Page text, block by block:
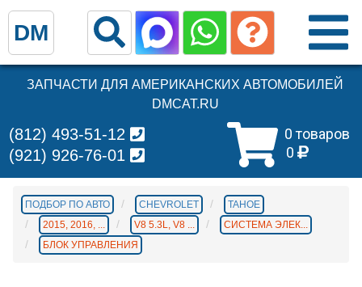
ЗАПЧАСТИ ДЛЯ АМЕРИКАНСКИХ АВТОМОБИЛЕЙ
DMCAT.RU
0 товаров
0
(812) 493-51-12
(921) 926-76-01
ПОДБОР ПО АВТО CHEVROLET
TAHOE
2015, 2016, ...
V8 5.3L, V8 ...
СИСТЕМА ЭЛЕК...
БЛОК УПРАВЛЕНИЯ
DM